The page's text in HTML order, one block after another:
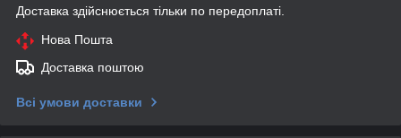
Доставка здійснюється тільки по передоплаті.
Нова Пошта
Доставка поштою
Всі умови доставки